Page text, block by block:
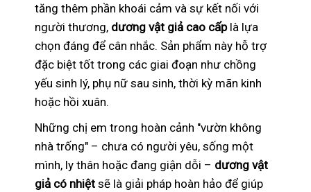
tăng thêm phần khoái cảm và sự kết nối với
người thương, dương vật giả cao cấplà lựa
chọn đáng để cân nhắc. Sản phẩm này hỗ trợ
đặc biệt tốt trong các giai đoạn như chồng
yếu sinh lý, phụ nữ sau sinh, thời kỳ mãn kinh
hoặc hồi xuân.
Những chị em trong hoàn cảnh "vườn không
nhà trống" – chưa có người yêu, sống một
mình, ly thân hoặc đang giận dỗi – dương vật
giả có nhiệt sẽ là giải pháp hoàn hảo để giúp